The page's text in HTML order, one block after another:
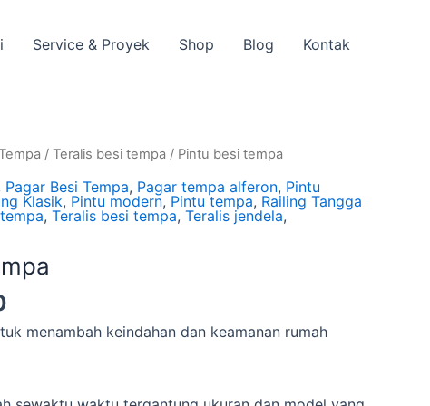
Service & Proyek Shop Blog Kontak
/ Teralis besi tempa / Pintu besi tempa
Pagar Besi Tempa, Pagar tempa alferon, Pintu
Klasik, Pintu modern, Pintu tempa, Railing Tangga
, Teralis besi tempa, Teralis jendela,
menambah keindahan dan keamanan rumah